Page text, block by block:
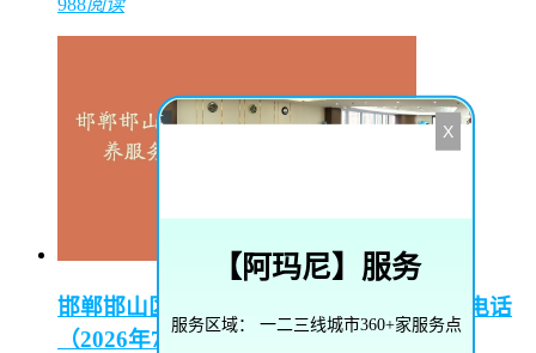
988阅读
邯郸邯山区陵园路街道播威维修保养服务电话
（2026年7月最新）
X
【 阿玛尼】服务
服务区域： 一二三线城市360+家服务点